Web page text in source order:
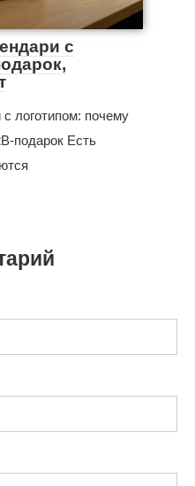
с
логотипом: почему
подарок Есть